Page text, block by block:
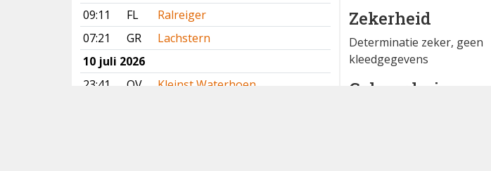
09:11
FL
Ralreiger
07:21
GR
Lachstern
10 juli 2026
23:41
OV
Kleinst Waterhoen
Zekerheid
Determinatie zeker, geen
kleedgegevens
Gehoord via